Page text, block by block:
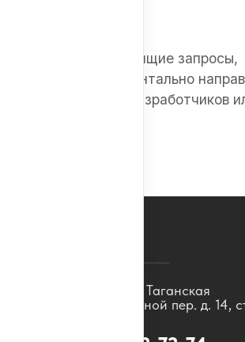
Перехватывает входящие запросы,
сортирует их и моментально
в нужную команду разработчиков
Москва, м. Таганская
Бол. Дровяной пер. д. 14,